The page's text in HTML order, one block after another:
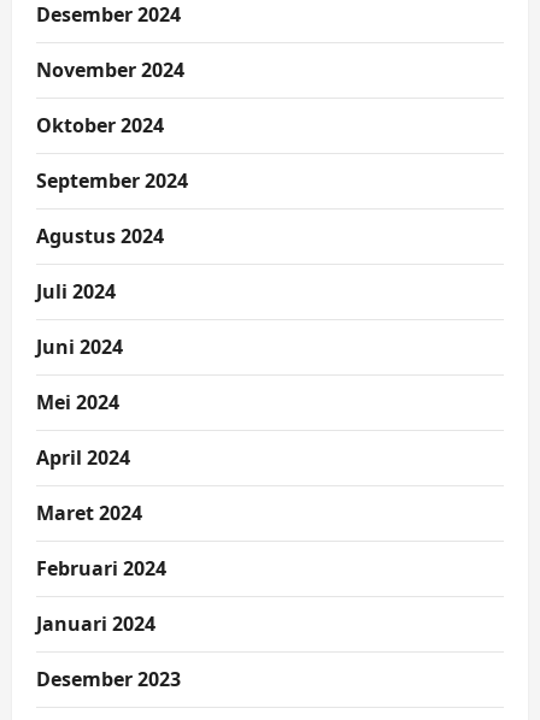
Desember 2024
November 2024
Oktober 2024
September 2024
Agustus 2024
Juli 2024
Juni 2024
Mei 2024
April 2024
Maret 2024
Februari 2024
Januari 2024
Desember 2023